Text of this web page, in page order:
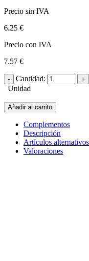
Precio sin IVA
6.25 €
Precio con IVA
7.57 €
Cantidad:
Unidad
Añadir al carrito
Complementos
Descripción
Artículos alternativos
Valoraciones